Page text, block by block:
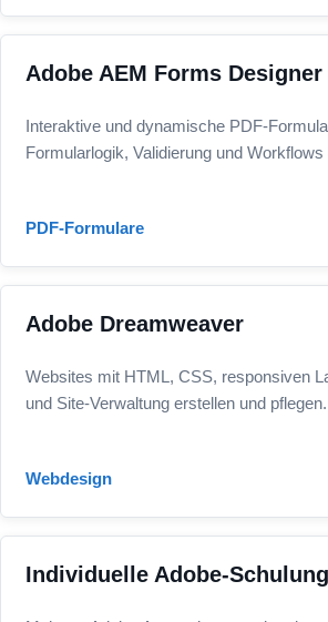
Adobe AEM Forms Designer
Interaktive und dynamische PDF-
Formularlogik, Validierung und Workflows
PDF-Formulare
Adobe Dreamweaver
Websites mit HTML, CSS, responsiven
und Site-Verwaltung erstellen und pflegen.
Webdesign
Individuelle Adobe-Schulung